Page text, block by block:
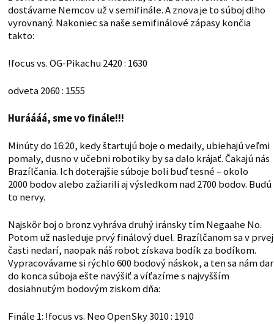
dostávame Nemcov už v semifinále. A znova je to súboj dlho
vyrovnaný. Nakoniec sa naše semifinálové zápasy končia
takto:
!focus vs. ÖG-Pikachu 2420 : 1630
odveta 2060 : 1555
Huráááá, sme vo finále!!!
Minúty do 16:20, kedy štartujú boje o medaily, ubiehajú veľmi
pomaly, dusno v učebni robotiky by sa dalo krájať. Čakajú nás
Brazílčania. Ich doterajšie súboje boli buď tesné – okolo
2000 bodov alebo zažiarili aj výsledkom nad 2700 bodov. Budú
to nervy.
Najskôr boj o bronz vyhráva druhý iránsky tím Negaahe No.
Potom už nasleduje prvý finálový duel. Brazílčanom sa v prvej
časti nedarí, naopak náš robot získava bodík za bodíkom.
Vypracovávame si rýchlo 600 bodový náskok, a ten sa nám
do konca súboja ešte navýšiť a víťazíme s najvyšším
dosiahnutým bodovým ziskom dňa:
Finále 1: !focus vs. Neo OpenSky 3010 : 1910